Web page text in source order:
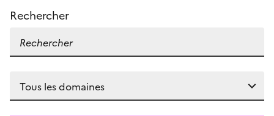
Rechercher